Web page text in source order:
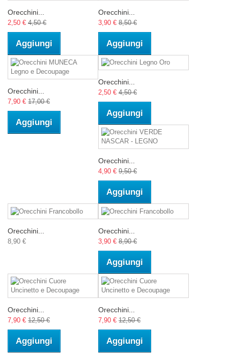
Orecchini...
2,50 € 4,50 €
Aggiungi
Orecchini...
3,90 € 8,50 €
Aggiungi
Orecchini...
7,90 € 17,00 €
Aggiungi
Orecchini...
2,50 € 4,50 €
Aggiungi
Orecchini...
4,90 € 9,50 €
Aggiungi
Orecchini...
8,90 €
Orecchini...
3,90 € 8,90 €
Aggiungi
Orecchini...
7,90 € 12,50 €
Aggiungi
Orecchini...
7,90 € 12,50 €
Aggiungi